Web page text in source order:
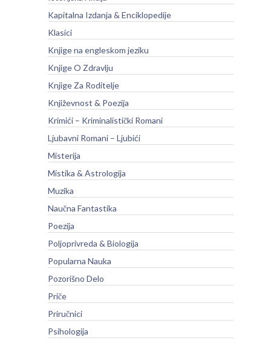
Kapitalna Izdanja & Enciklopedije
Klasici
Knjige na engleskom jeziku
Knjige O Zdravlju
Knjige Za Roditelje
Književnost & Poezija
Krimići – Kriminalistički Romani
Ljubavni Romani – Ljubići
Misterija
Mistika & Astrologija
Muzika
Naučna Fantastika
Poezija
Poljoprivreda & Biologija
Popularna Nauka
Pozorišno Delo
Priče
Priručnici
Psihologija